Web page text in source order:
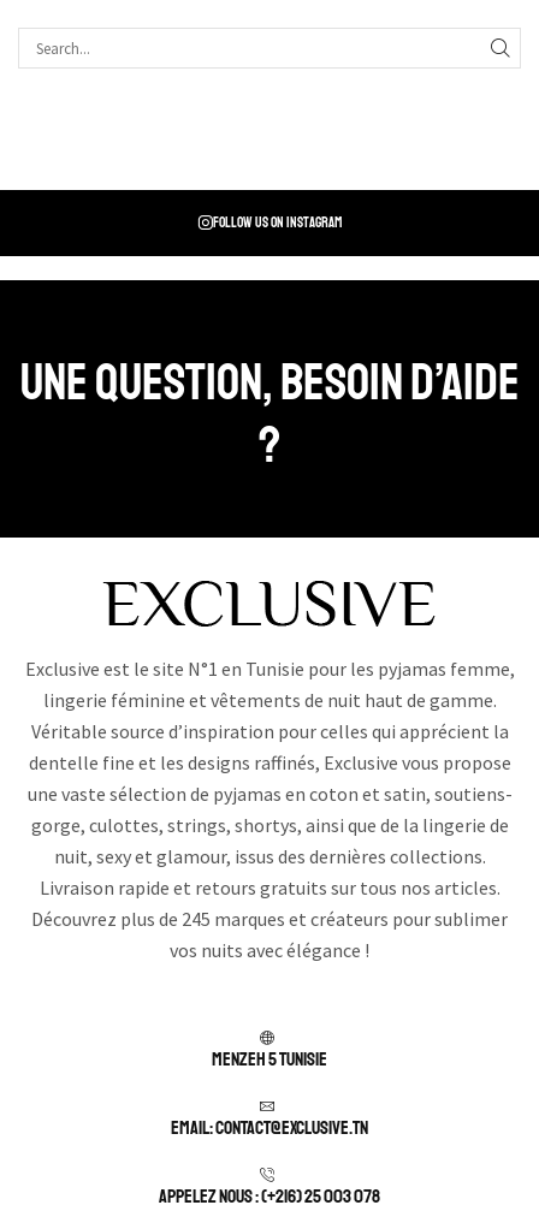
Follow us on instagram
Une question, Besoin d’aide
?
Exclusive est le site N°1 en Tunisie pour les pyjamas femme,
lingerie féminine et vêtements de nuit haut de gamme.
Véritable source d’inspiration pour celles qui apprécient la
dentelle fine et les designs raffinés, Exclusive vous propose
une vaste sélection de pyjamas en coton et satin, soutiens-
gorge, culottes, strings, shortys, ainsi que de la lingerie de
nuit, sexy et glamour, issus des dernières collections.
Livraison rapide et retours gratuits sur tous nos articles.
Découvrez plus de 245 marques et créateurs pour sublimer
vos nuits avec élégance !
Menzeh 5 TUNISIE
Email: contact@exclusive.tn
APPELEZ NOUS : (+216) 25 003 078